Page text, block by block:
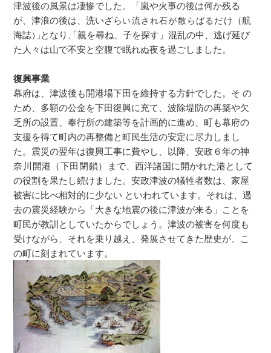
津波後の風景は凄惨でした。「嵐や火事の後は何か残る
が、津浪の後は、洗いざらい流され石が散らばるだけ（航
海誌）」となり「親を尋ね、子を探す」混乱の中、逃げ延び
た人々は山で不安と空腹で眠れぬ夜を過ごしました。
復興事業
幕府は、津波後も開港場下田を維持する方針でした。そ の
ため、多額の公金を下田復興に充て、波除堤防の再築や欠
乏所の設置、奉行所の建築等を計画的に進め、町も幕府の
支援を得て町内の再整備と町民生活の安定に尽力しまし
た。震災の翌年は復興工事に費やし、以降、安政６年の神
奈川開港 （下田閉鎖）まで、西洋諸国に開かれた港として
の役割を果たし続けました。安政津波の犠牲者数は、家屋
被害に比べ相対的に少ない といわれています。それは、過
去の震災経験から「大きな地震の後に津波が来る」ことを
町民が教訓としていたからでしょう。津波の被害を何度も
受けながら、それを乗り越え、発展させてきた歴史が、こ
の町に刻まれています。